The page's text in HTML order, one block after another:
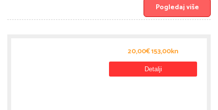
Pogledaj više
20,00€ 153,00kn
Detalji